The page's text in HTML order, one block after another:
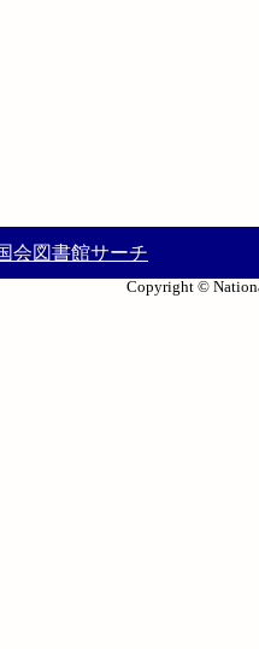
会図書館サーチ
Copyright ©